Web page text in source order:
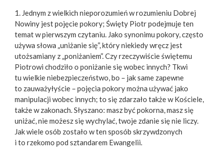
1. Jednym z wielkich nieporozumień w rozumieniu Dobrej
Nowiny jest pojęcie pokory; Święty Piotr podejmuje ten
temat w pierwszym czytaniu. Jako synonimu pokory, często
używa słowa „uniżanie się”, który niekiedy wręcz jest
utożsamiany z „poniżaniem”. Czy rzeczywiście świętemu
Piotrowi chodziło o poniżanie się wobec innych? Tkwi
tu wielkie niebezpieczeństwo, bo – jak same zapewne
to zauważyłyście – pojęcia pokory można używać jako
manipulacji wobec innych; to się zdarzało także w Kościele,
także w zakonach. Słyszano: masz być pokorna, masz się
uniżać, nie możesz się wychylać, twoje zdanie się nie liczy.
Jak wiele osób zostało w ten sposób skrzywdzonych
i to rzekomo pod sztandarem Ewangelii.